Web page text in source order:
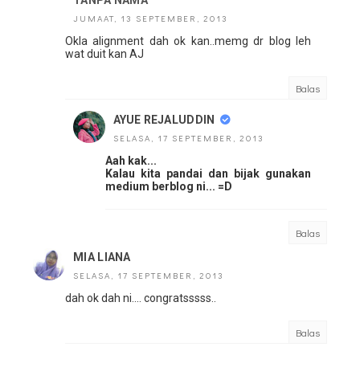
JUMAAT, 13 SEPTEMBER, 2013
Okla alignment dah ok kan..memg dr blog leh
wat duit kan AJ
Balas
AYUE REJALUDDIN
SELASA, 17 SEPTEMBER, 2013
Aah kak...
Kalau kita pandai dan bijak gunakan
medium berblog ni... =D
Balas
MIA LIANA
SELASA, 17 SEPTEMBER, 2013
dah ok dah ni.... congratsssss..
Balas